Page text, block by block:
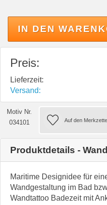
IN DEN
Preis:
Lieferzeit:
Versand:
Motiv Nr.
034101
Produktdetails -
Maritime Designidee für
Wandgestaltung im Bad
Wandtattoo Badezeit mit